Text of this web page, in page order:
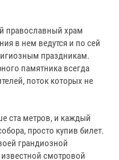
православный храм
в нем ведутся и по сей
праздникам.
памятника всегда
поток которых не
ста метров, и каждый
просто купив билет.
грандиозной
смотровой